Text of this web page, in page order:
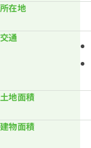
所在地
交通
土地面積
建物面積